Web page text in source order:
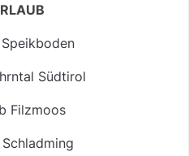
Südtirol
Filzmoos